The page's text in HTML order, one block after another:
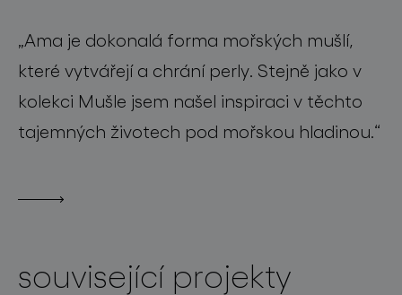
„Ama je dokonalá forma mořských mušlí,
které vytvářejí a chrání perly. Stejně jako v
kolekci Mušle jsem našel inspiraci v těchto
tajemných životech pod mořskou hladinou.“
související projekty